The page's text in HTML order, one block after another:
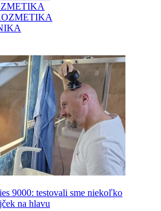
9000: testovali sme niekoľko
na hlavu